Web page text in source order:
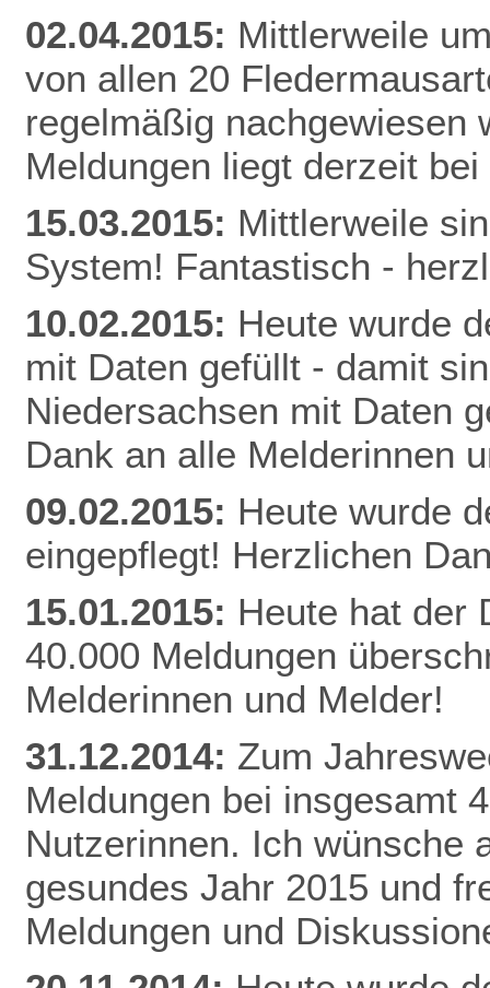
02.04.2015: Mittlerweile
von allen 20
regelmäßig nachgewiesen
Meldungen liegt derzeit
15.03.2015: Mittlerweile
System! Fantastisch -
10.02.2015: Heute wurde
mit Daten gefüllt - damit
Niedersachsen mit Daten
Dank an alle Melderinnen
09.02.2015: Heute wurde
eingepflegt! Herzlichen Da
15.01.2015: Heute hat der
40.000 Meldungen
Melderinnen und Melder!
31.12.2014: Zum
Meldungen bei insgesamt
Nutzerinnen. Ich wünsche
gesundes Jahr 2015 und
Meldungen und